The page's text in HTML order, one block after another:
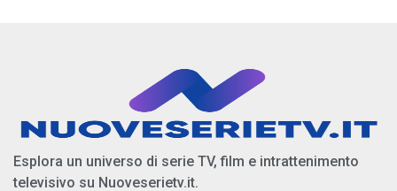
Esplora un universo di serie TV, film e intrattenimento
televisivo su Nuoveserietv.it.